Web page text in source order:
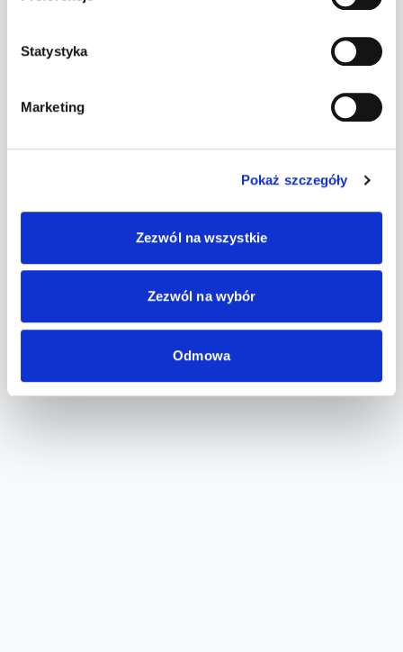
Statystyka
Marketing
Pokaż szczegóły
Zezwól na wszystkie
Zezwól na wybór
Odmowa